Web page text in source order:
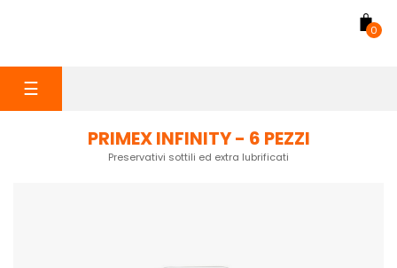
0
navigazione
☰
PRIMEX INFINITY - 6 PEZZI
Preservativi sottili ed extra lubrificati